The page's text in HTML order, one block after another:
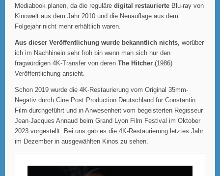
Mediabook planen, da die reguläre digital restaurierte Blu-ray von
Kinowelt aus dem Jahr 2010 und die Neuauflage aus dem
Folgejahr nicht mehr erhältlich waren.
Aus dieser Veröffentlichung wurde bekanntlich nichts, worüber
ich im Nachhinein sehr froh bin wenn man sich nur den
fragwürdigen 4K-Transfer von deren The Hitcher (1986)
Veröffentlichung ansieht.
Schon 2019 wurde die 4K-Restaurierung vom Original 35mm-
Negativ durch Cine Post Production Deutschland für Constantin
Film durchgeführt und in Anwesenheit vom begeisterten Regisseur
Jean-Jacques Annaud beim Grand Lyon Film Festival im Oktober
2023 vorgestellt. Bei uns gab es die 4K-Restaurierung letztes Jahr
im Dezember in ausgewählten Kinos zu sehen.